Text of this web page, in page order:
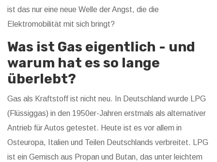
ist das nur eine neue Welle der Angst, die die
Elektromobilität mit sich bringt?
Was ist Gas eigentlich - und
warum hat es so lange
überlebt?
Gas als Kraftstoff ist nicht neu. In Deutschland wurde LPG
(Flüssiggas) in den 1950er-Jahren erstmals als alternativer
Antrieb für Autos getestet. Heute ist es vor allem in
Osteuropa, Italien und Teilen Deutschlands verbreitet. LPG
ist ein Gemisch aus Propan und Butan, das unter leichtem